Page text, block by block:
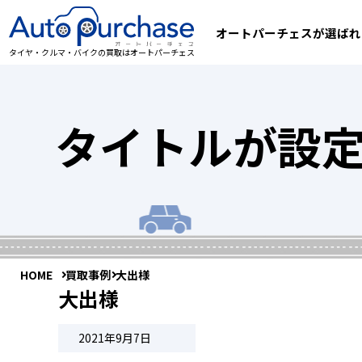
タイヤ・クルマ・バイクの買取はオートパーチェス
オートパーチェスが選ば
タイトルが設
HOME 買取事例 大出様
大出様
2021年9月7日